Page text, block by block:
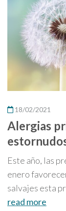
18/02/2021
Alergias
Este año, las
enero
salvajes esta
read more